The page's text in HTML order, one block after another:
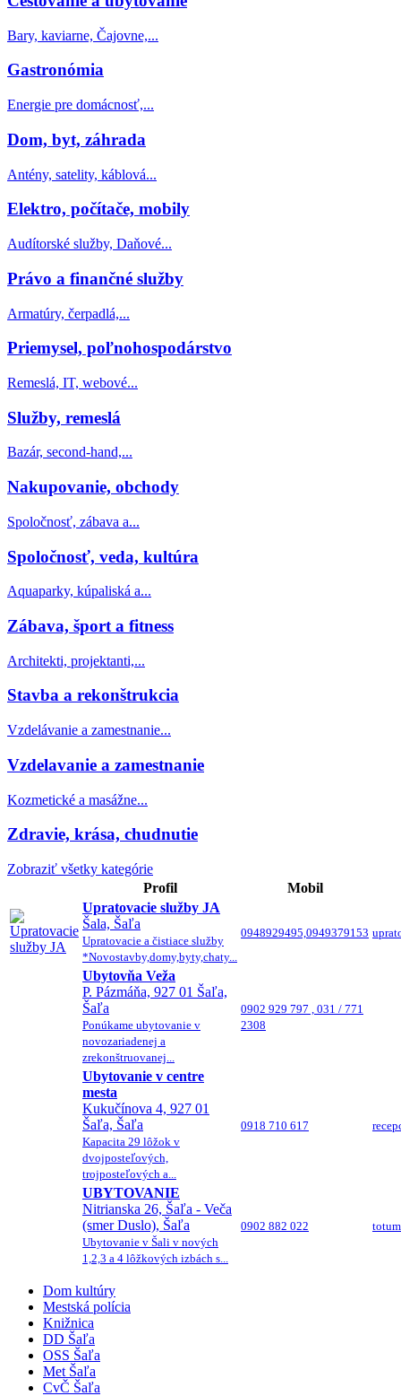
Bary, kaviarne, Čajovne,...
Gastronómia
Energie pre domácnosť,...
Dom, byt, záhrada
Antény, satelity, káblová...
Elektro, počítače, mobily
Audítorské služby, Daňové...
Právo a finančné služby
Armatúry, čerpadlá,...
Priemysel, poľnohospodárstvo
Remeslá, IT, webové...
Služby, remeslá
Bazár, second-hand,...
Nakupovanie, obchody
Spoločnosť, zábava a...
Spoločnosť, veda, kultúra
Aquaparky, kúpaliská a...
Zábava, šport a fitness
Architekti, projektanti,...
Stavba a rekonštrukcia
Vzdelávanie a zamestnanie...
Vzdelavanie a zamestnanie
Kozmetické a masážne...
Zdravie, krása, chudnutie
Zobraziť všetky kategórie
Profil
Mobil
Upratovacie služby JA
Šala, Šaľa
Upratovacie a čistiace služby
*Novostavby,domy,byty,chaty...
0948929495,0949379153
Ubytovňa Veža
P. Pázmáňa, 927 01 Šaľa,
Šaľa
Ponúkame ubytovanie v
novozariadenej a
zrekonštruovanej...
0902 929 797 , 031 / 771
2308
Ubytovanie v centre
mesta
Kukučínova 4, 927 01
Šaľa, Šaľa
Kapacita 29 lôžok v
dvojposteľových,
trojposteľových a...
0918 710 617
UBYTOVANIE
Nitrianska 26, Šaľa - Veča
(smer Duslo), Šaľa
Ubytovanie v Šali v nových
1,2,3 a 4 lôžkových izbách s...
0902 882 022
Dom kultúry
Mestská polícia
Knižnica
DD Šaľa
OSS Šaľa
Met Šaľa
CvČ Šaľa